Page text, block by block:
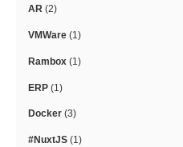
AR (2)
VMWare (1)
Rambox (1)
ERP (1)
Docker (3)
#NuxtJS (1)